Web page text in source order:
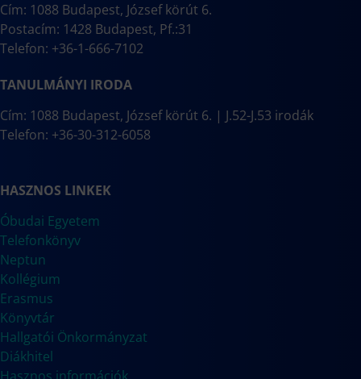
Cím: 1088 Budapest, József körút 6.
Postacím: 1428 Budapest, Pf.:31
Telefon: +36-1-666-7102
TANULMÁNYI IRODA
Cím: 1088 Budapest, József körút 6. | J.52-J.53 irodák
Telefon: +36-30-312-6058
HASZNOS LINKEK
Óbudai Egyetem
Telefonkönyv
Neptun
Kollégium
Erasmus
Könyvtár
Hallgatói Önkormányzat
Diákhitel